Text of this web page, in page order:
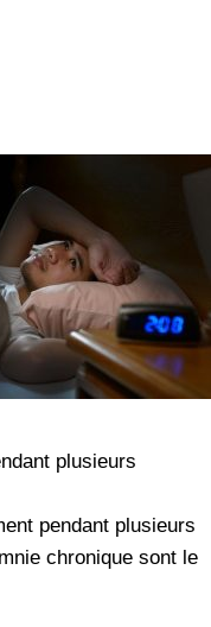
plusieurs
pendant plusieurs
chronique sont le